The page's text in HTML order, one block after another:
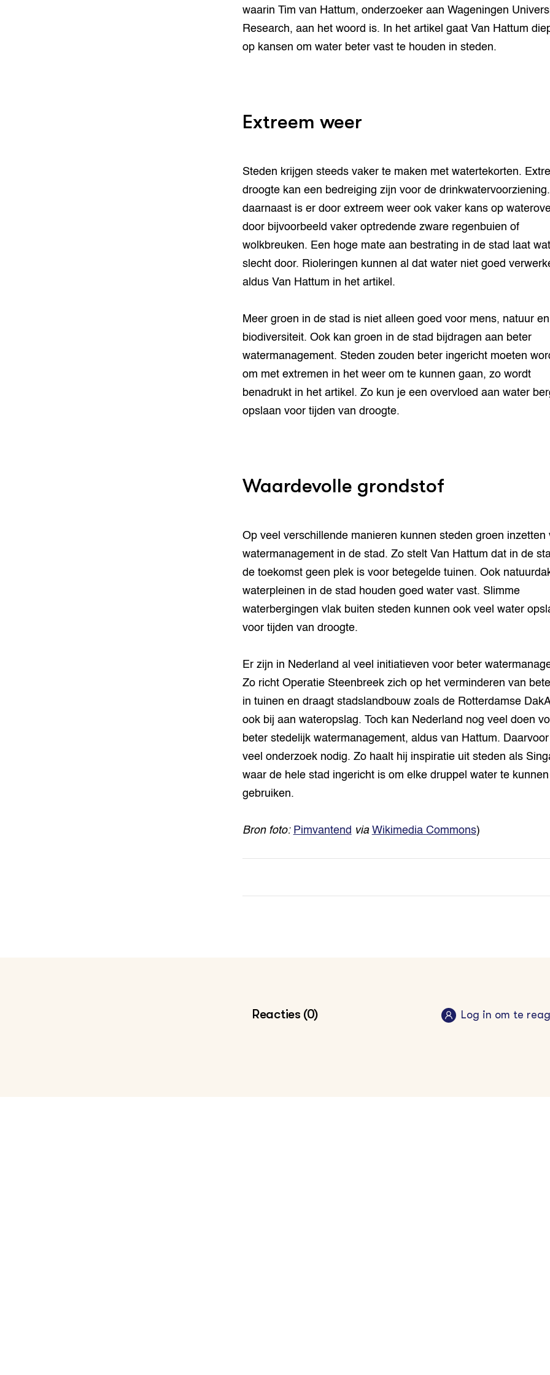
waarin Tim van Hattum, onderzoeker aan Wageningen
Research, aan het woord is. In het artikel gaat Van Hattum
op kansen om water beter vast te houden in steden.
Extreem weer
Steden krijgen steeds vaker te maken met watertekorten.
droogte kan een bedreiging zijn voor de
daarnaast is er door extreem weer ook vaker kans op
door bijvoorbeeld vaker optredende zware regenbuien of
wolkbreuken. Een hoge mate aan bestrating in de stad laat
slecht door. Rioleringen kunnen al dat water niet goed
aldus Van Hattum in het artikel.
Meer groen in de stad is niet alleen goed voor mens, natuur en
biodiversiteit. Ook kan groen in de stad bijdragen aan beter
watermanagement. Steden zouden beter ingericht moeten
om met extremen in het weer om te kunnen gaan, zo wordt
benadrukt in het artikel. Zo kun je een overvloed aan water
opslaan voor tijden van droogte.
Waardevolle grondstof
Op veel verschillende manieren kunnen steden groen inzetten
watermanagement in de stad. Zo stelt Van Hattum dat in de
de toekomst geen plek is voor betegelde tuinen. Ook
waterpleinen in de stad houden goed water vast. Slimme
waterbergingen vlak buiten steden kunnen ook veel water
voor tijden van droogte.
Er zijn in Nederland al veel initiatieven voor beter
Zo richt Operatie Steenbreek zich op het verminderen van
in tuinen en draagt stadslandbouw zoals de Rotterdamse
ook bij aan wateropslag. Toch kan Nederland nog veel doen
beter stedelijk watermanagement, aldus van Hattum.
veel onderzoek nodig. Zo haalt hij inspiratie uit steden als
waar de hele stad ingericht is om elke druppel water te kunnen
gebruiken.
Bron foto: Pimvantend via Wikimedia Commons)
Reacties (0) Log in om te